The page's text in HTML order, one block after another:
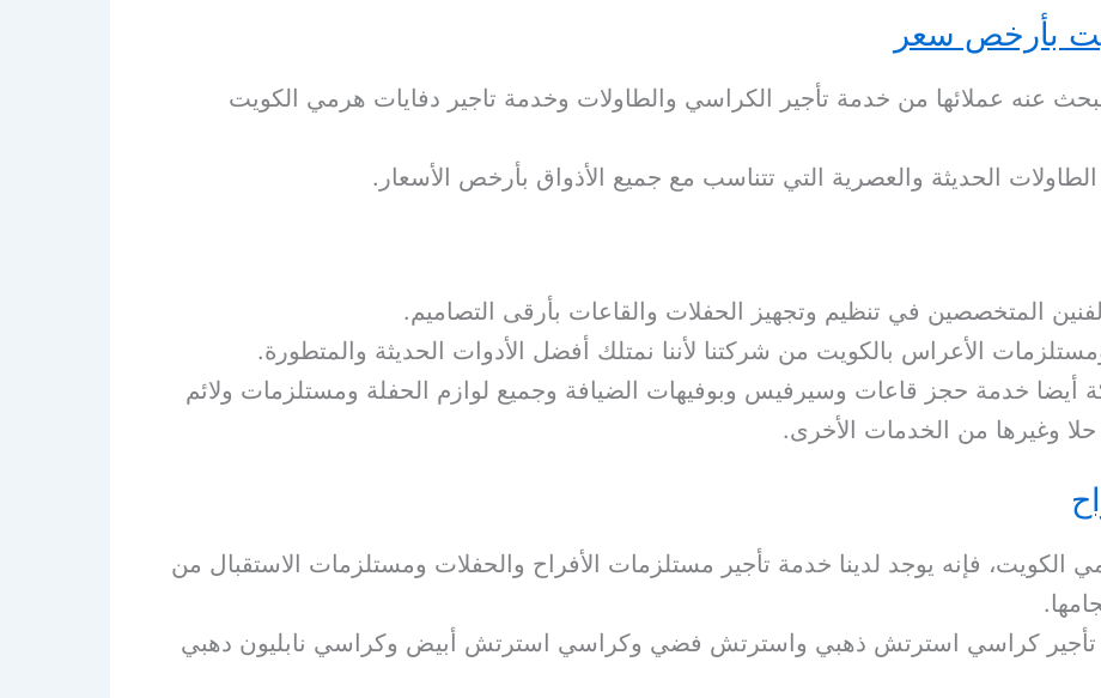
بأرخص سعر
عنه عملائها من خدمة تأجير الكراسي والطاولات وخدمة تاجير دفايات هرمي الكويت
الحديثة والعصرية التي تتناسب مع جميع الأذواق بأرخص الأسعار.
المتخصصين في تنظيم وتجهيز الحفلات والقاعات بأرقى التصاميم.
الأعراس بالكويت من شركتنا لأننا نمتلك أفضل الأدوات الحديثة والمتطورة.
أيضا خدمة حجز قاعات وسيرفيس وبوفيهات الضيافة وجميع لوازم الحفلة ومستلزمات ولائم
وغيرها من الخدمات الأخرى.
الكويت، فإنه يوجد لدينا خدمة تأجير مستلزمات الأفراح والحفلات ومستلزمات الاستقبال من
تأجير كراسي استرتش ذهبي واسترتش فضي وكراسي استرتش أبيض وكراسي نابليون دهبي